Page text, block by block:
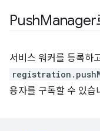
PushManager
서비스 워커를 등록하
용자를 구독할 수 있습